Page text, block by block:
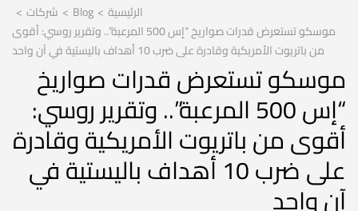
الرئيسية >
Blog
> شركات >
موسكو تستعرض قدرات صواريخ “إس 500 المرعبة”.. وتقرير روسي: أقوى
من باتريوت الأمريكية وقادرة على ضرب 10 أهداف باليستية في آن واحد
موسكو تستعرض قدرات صواريخ
“إس 500 المرعبة”.. وتقرير روسي:
أقوى من باتريوت الأمريكية وقادرة
على ضرب 10 أهداف باليستية في
آن واحد